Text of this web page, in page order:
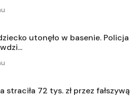
utonęło w basenie. Policja
straciła 72 tys. zł przez fałszywą